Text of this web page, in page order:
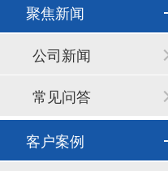
聚焦新闻
公司新闻
常见问答
客户案例